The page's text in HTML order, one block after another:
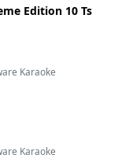
Edition 10 Ts
Karaoke
Karaoke